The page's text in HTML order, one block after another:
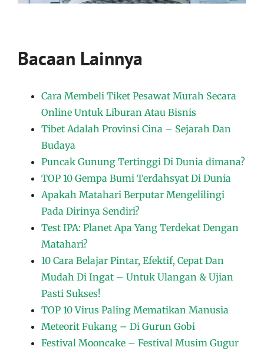
Bacaan Lainnya
Cara Membeli Tiket Pesawat Murah Secara
Online Untuk Liburan Atau Bisnis
Tibet Adalah Provinsi Cina – Sejarah Dan
Budaya
Puncak Gunung Tertinggi Di Dunia dimana?
TOP 10 Gempa Bumi Terdahsyat Di Dunia
Apakah Matahari Berputar Mengelilingi
Pada Dirinya Sendiri?
Test IPA: Planet Apa Yang Terdekat Dengan
Matahari?
10 Cara Belajar Pintar, Efektif, Cepat Dan
Mudah Di Ingat – Untuk Ulangan & Ujian
Pasti Sukses!
TOP 10 Virus Paling Mematikan Manusia
Meteorit Fukang – Di Gurun Gobi
Festival Mooncake – Festival Musim Gugur